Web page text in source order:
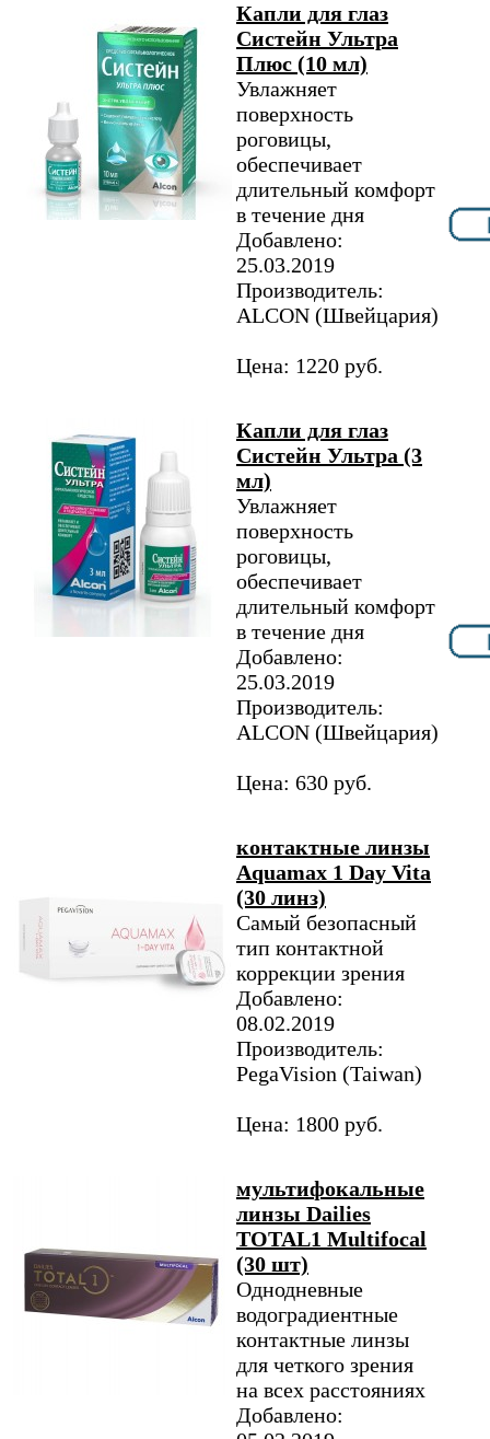
Капли для глаз
Систейн Ультра
Плюс (10 мл)
Увлажняет
поверхность
роговицы,
обеспечивает
длительный комфорт
в течение дня
Добавлено:
25.03.2019
Производитель:
ALCON (Швейцария)
Цена: 1220 руб.
Капли для глаз
Систейн Ультра (3
мл)
Увлажняет
поверхность
роговицы,
обеспечивает
длительный комфорт
в течение дня
Добавлено:
25.03.2019
Производитель:
ALCON (Швейцария)
Цена: 630 руб.
контактные линзы
Aquamax 1 Day Vita
(30 линз)
Самый безопасный
тип контактной
коррекции зрения
Добавлено:
08.02.2019
Производитель:
PegaVision (Taiwan)
Цена: 1800 руб.
мультифокальные
линзы Dailies
TOTAL1 Multifocal
(30 шт)
Однодневные
водоградиентные
контактные линзы
для четкого зрения
на всех расстояниях
Добавлено: